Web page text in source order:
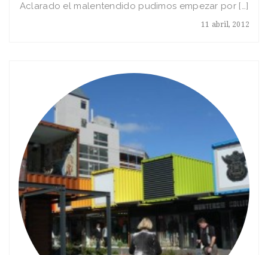
11 abril, 2012
Aclarado el malentendido pudimos empezar por […]